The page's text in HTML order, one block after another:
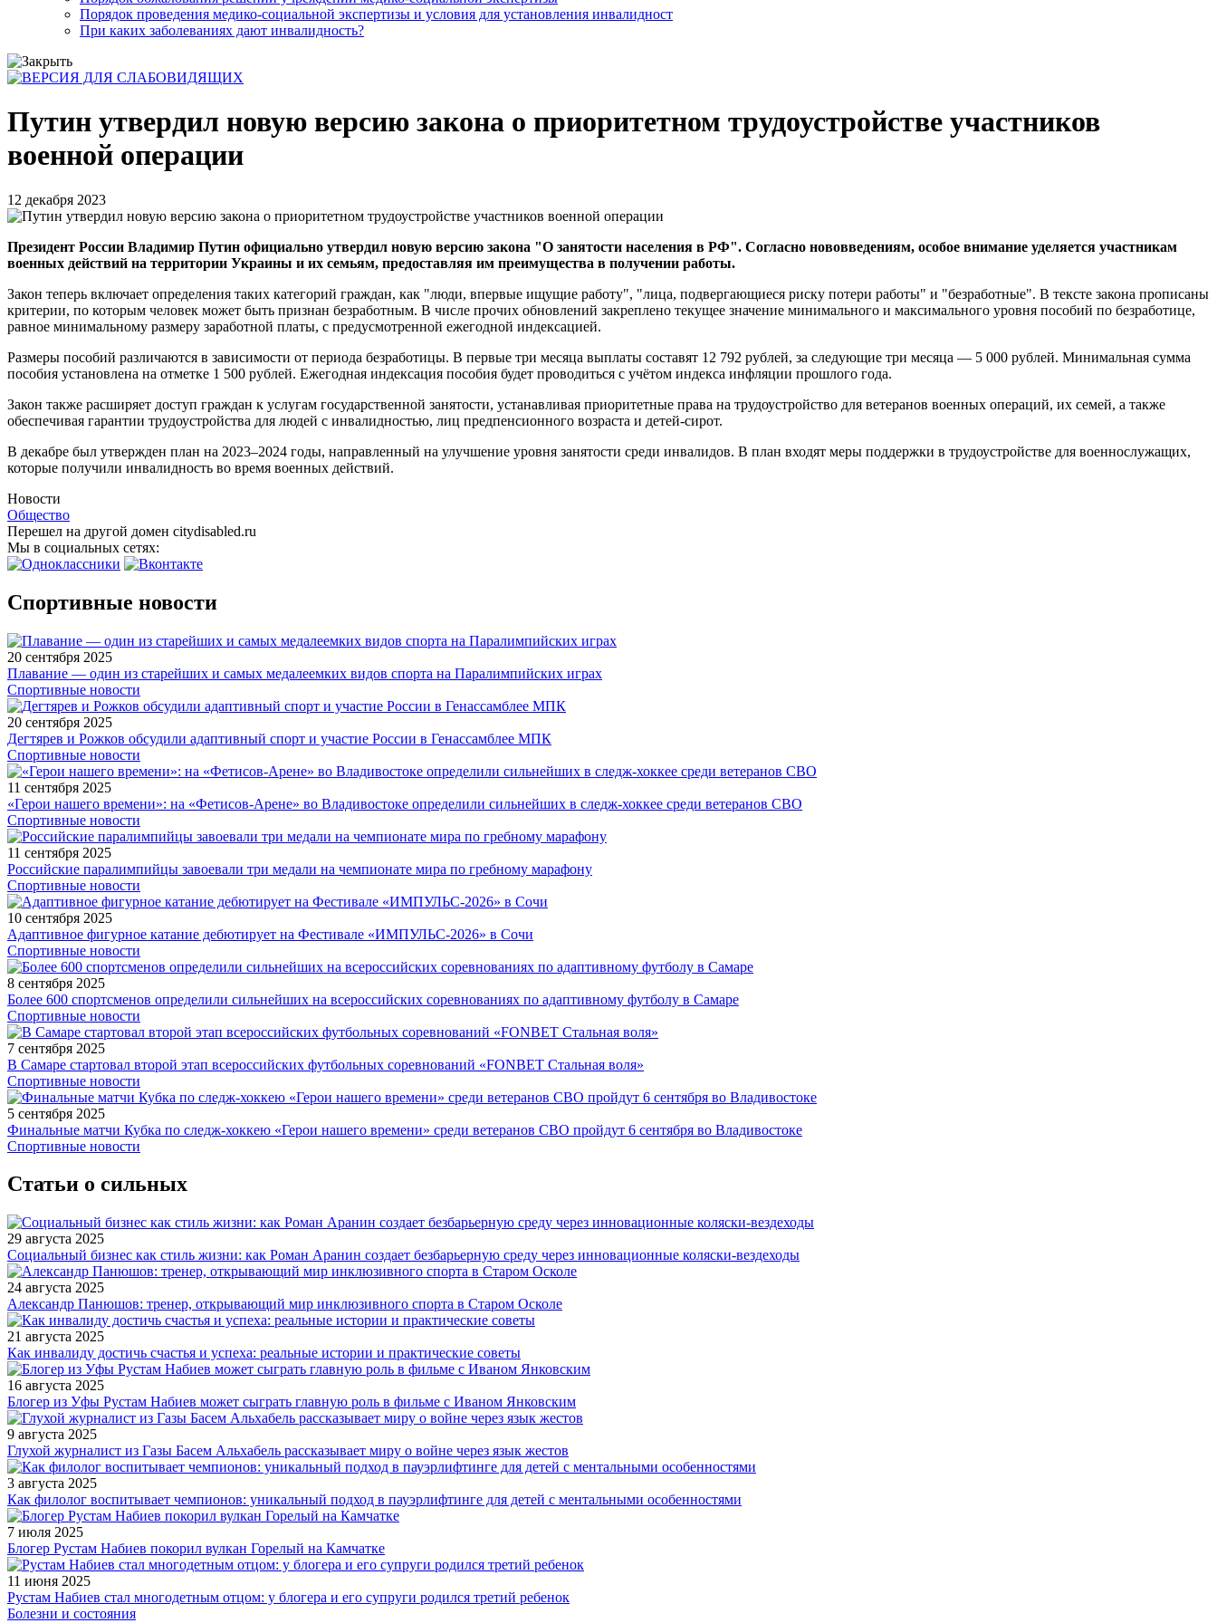
Порядок проведения медико-социальной экспертизы и условия для установления инвалидност
При каких заболеваниях дают инвалидность?
Путин утвердил новую версию закона о приоритетном трудоустройстве участников
военной операции
12 декабря 2023
Президент России Владимир Путин официально утвердил новую версию закона "О занятости населения в РФ". Согласно нововведениям, особое внимание уделяется участникам
военных действий на территории Украины и их семьям, предоставляя им преимущества в получении работы.
Закон теперь включает определения таких категорий граждан, как "люди, впервые ищущие работу", "лица, подвергающиеся риску потери работы" и "безработные". В тексте закона прописаны
критерии, по которым человек может быть признан безработным. В числе прочих обновлений закреплено текущее значение минимального и максимального уровня пособий по безработице,
равное минимальному размеру заработной платы, с предусмотренной ежегодной индексацией.
Размеры пособий различаются в зависимости от периода безработицы. В первые три месяца выплаты составят 12 792 рублей, за следующие три месяца — 5 000 рублей. Минимальная сумма
пособия установлена на отметке 1 500 рублей. Ежегодная индексация пособия будет проводиться с учётом индекса инфляции прошлого года.
Закон также расширяет доступ граждан к услугам государственной занятости, устанавливая приоритетные права на трудоустройство для ветеранов военных операций, их семей, а также
обеспечивая гарантии трудоустройства для людей с инвалидностью, лиц предпенсионного возраста и детей-сирот.
В декабре был утвержден план на 2023–2024 годы, направленный на улучшение уровня занятости среди инвалидов. В план входят меры поддержки в трудоустройстве для военнослужащих,
которые получили инвалидность во время военных действий.
Новости
Общество
Перешел на другой домен citydisabled.ru
Мы в социальных сетях:
Спортивные новости
20 сентября 2025
Плавание — один из старейших и самых медалеемких видов спорта на Паралимпийских играх
Спортивные новости
20 сентября 2025
Дегтярев и Рожков обсудили адаптивный спорт и участие России в Генассамблее МПК
Спортивные новости
11 сентября 2025
«Герои нашего времени»: на «Фетисов-Арене» во Владивостоке определили сильнейших в следж-хоккее среди ветеранов СВО
Спортивные новости
11 сентября 2025
Российские паралимпийцы завоевали три медали на чемпионате мира по гребному марафону
Спортивные новости
10 сентября 2025
Адаптивное фигурное катание дебютирует на Фестивале «ИМПУЛЬС-2026» в Сочи
Спортивные новости
8 сентября 2025
Более 600 спортсменов определили сильнейших на всероссийских соревнованиях по адаптивному футболу в Самаре
Спортивные новости
7 сентября 2025
В Самаре стартовал второй этап всероссийских футбольных соревнований «FONBET Стальная воля»
Спортивные новости
5 сентября 2025
Финальные матчи Кубка по следж-хоккею «Герои нашего времени» среди ветеранов СВО пройдут 6 сентября во Владивостоке
Спортивные новости
Статьи о сильных
29 августа 2025
Социальный бизнес как стиль жизни: как Роман Аранин создает безбарьерную среду через инновационные коляски-вездеходы
24 августа 2025
Александр Панюшов: тренер, открывающий мир инклюзивного спорта в Старом Осколе
21 августа 2025
Как инвалиду достичь счастья и успеха: реальные истории и практические советы
16 августа 2025
Блогер из Уфы Рустам Набиев может сыграть главную роль в фильме с Иваном Янковским
9 августа 2025
Глухой журналист из Газы Басем Альхабель рассказывает миру о войне через язык жестов
3 августа 2025
Как филолог воспитывает чемпионов: уникальный подход в пауэрлифтинге для детей с ментальными особенностями
7 июля 2025
Блогер Рустам Набиев покорил вулкан Горелый на Камчатке
11 июня 2025
Рустам Набиев стал многодетным отцом: у блогера и его супруги родился третий ребенок
Болезни и состояния